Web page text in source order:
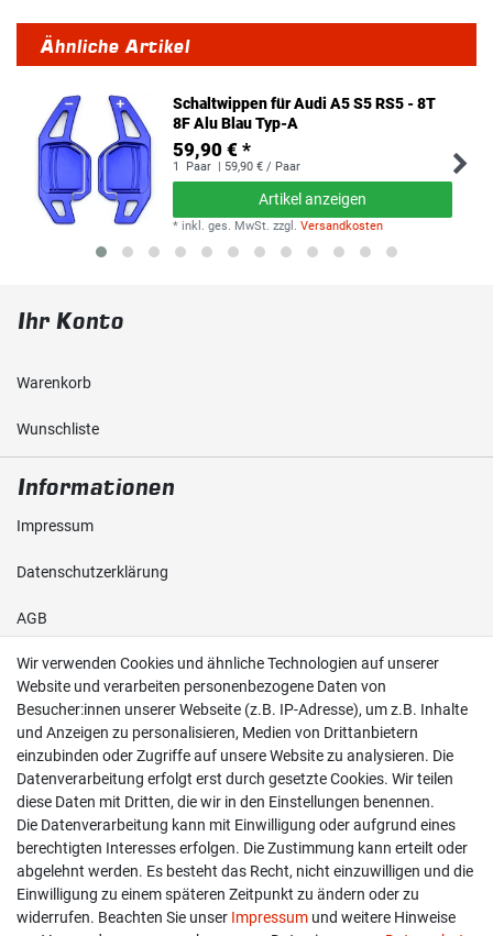
Ähnliche Artikel
Schaltwippen für Audi A5 S5 RS5 - 8T
8F Alu Blau Typ-A
59,90 € *
1 Paar | 59,90 € / Paar
Artikel anzeigen
* inkl. ges. MwSt. zzgl.Versandkosten
Ihr Konto
Warenkorb
Wunschliste
Informationen
Impressum
Daten­schutz­erklärung
AGB
Shop
Kontakt
Versand & Zahlung
Widerrufs­recht
Widerruf erklären
info@overdrive-racing.de
Wir verwenden Cookies und ähnliche Technologien auf unserer
Website und verarbeiten personenbezogene Daten von
Besucher:innen unserer Webseite (z.B. IP-Adresse), um z.B. Inhalte
und Anzeigen zu personalisieren, Medien von Drittanbietern
einzubinden oder Zugriffe auf unsere Website zu analysieren. Die
Datenverarbeitung erfolgt erst durch gesetzte Cookies. Wir teilen
diese Daten mit Dritten, die wir in den Einstellungen benennen.
Die Datenverarbeitung kann mit Einwilligung oder aufgrund eines
berechtigten Interesses erfolgen. Die Zustimmung kann erteilt oder
abgelehnt werden. Es besteht das Recht, nicht einzuwilligen und die
Einwilligung zu einem späteren Zeitpunkt zu ändern oder zu
widerrufen. Beachten Sie unser Impressum und weitere Hinweise